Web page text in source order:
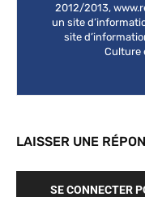
2012/2013,
un site
site
Culture
LAISSER UNE
SE CONNECTER